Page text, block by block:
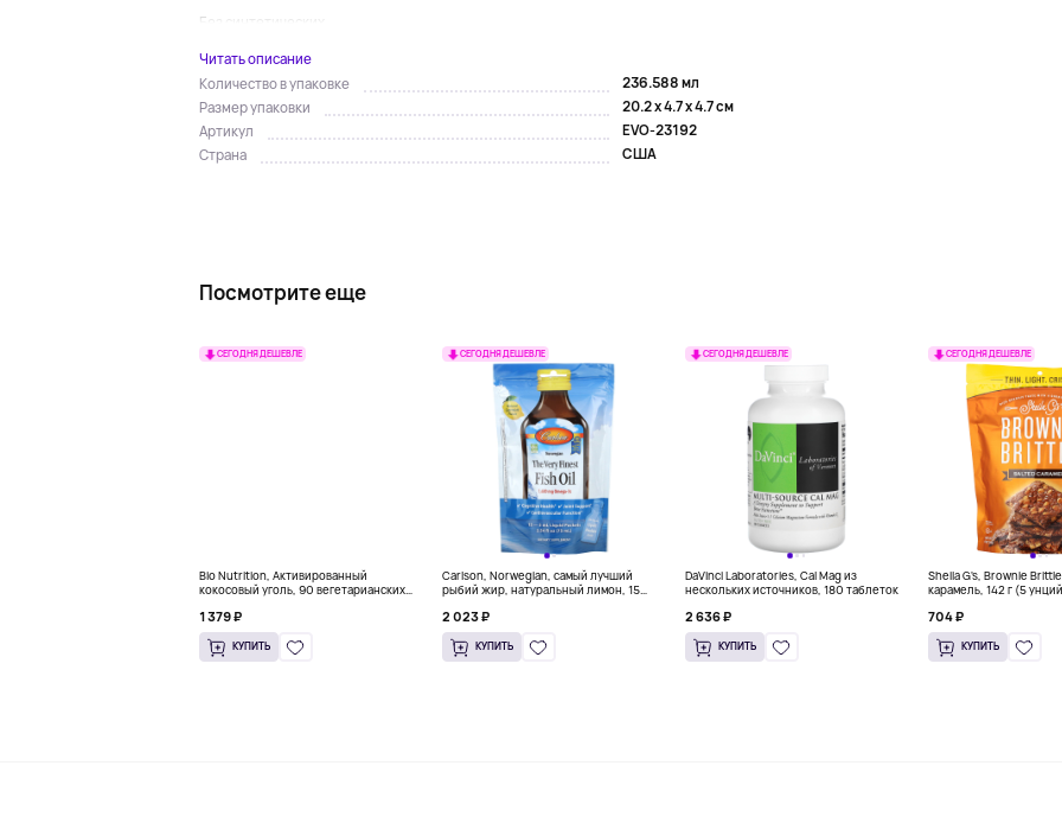
Без синтетических...
Читать описание
Количество в упаковке
236.588 мл
Размер упаковки
20.2 x 4.7 x 4.7 см
Артикул
EVO-23192
Страна
США
Посмотрите еще
СЕГОДНЯ ДЕШЕВЛЕ
Bio Nutrition, Активированный
кокосовый уголь, 90 вегетарианских
1 379 ₽
КУПИТЬ
СЕГОДНЯ ДЕШЕВЛЕ
Carlson, Norwegian, самый лучший
рыбий жир, натуральный лимон, 15
2 023 ₽
КУПИТЬ
СЕГОДНЯ ДЕШЕВЛЕ
DaVinci Laboratories, Cal Mag из
нескольких источников, 180 таблеток
2 636 ₽
КУПИТЬ
СЕГОДНЯ ДЕШЕВЛЕ
Sheila G's, Brownie
карамель, 142 г (5
704 ₽
КУПИТЬ